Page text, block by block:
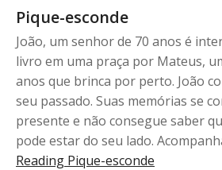
Pique-esconde
João, um senhor de 70 anos é
livro em uma praça por Mateus,
anos que brinca por perto. João
seu passado. Suas memórias se
presente e não consegue saber
pode estar do seu lado.
Reading Pique-esconde